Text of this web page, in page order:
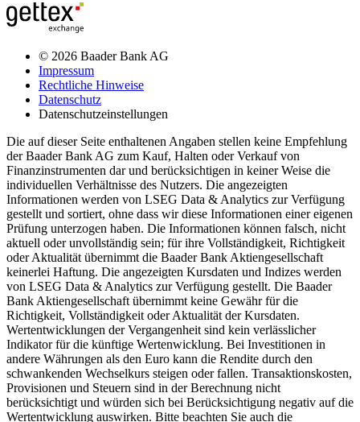
© 2026 Baader Bank AG
Impressum
Rechtliche Hinweise
Datenschutz
Datenschutzeinstellungen
Die auf dieser Seite enthaltenen Angaben stellen keine Empfehlung
der Baader Bank AG zum Kauf, Halten oder Verkauf von
Finanzinstrumenten dar und berücksichtigen in keiner Weise die
individuellen Verhältnisse des Nutzers. Die angezeigten
Informationen werden von LSEG Data & Analytics zur Verfügung
gestellt und sortiert, ohne dass wir diese Informationen einer eigenen
Prüfung unterzogen haben. Die Informationen können falsch, nicht
aktuell oder unvollständig sein; für ihre Vollständigkeit, Richtigkeit
oder Aktualität übernimmt die Baader Bank Aktiengesellschaft
keinerlei Haftung. Die angezeigten Kursdaten und Indizes werden
von LSEG Data & Analytics zur Verfügung gestellt. Die Baader
Bank Aktiengesellschaft übernimmt keine Gewähr für die
Richtigkeit, Vollständigkeit oder Aktualität der Kursdaten.
Wertentwicklungen der Vergangenheit sind kein verlässlicher
Indikator für die künftige Wertenwicklung. Bei Investitionen in
andere Währungen als den Euro kann die Rendite durch den
schwankenden Wechselkurs steigen oder fallen. Transaktionskosten,
Provisionen und Steuern sind in der Berechnung nicht
berücksichtigt und würden sich bei Berücksichtigung negativ auf die
Wertentwicklung auswirken. Bitte beachten Sie auch die